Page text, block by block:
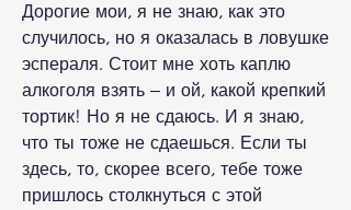
Дорогие мои, я не знаю, как это
случилось, но я оказалась в ловушке
эспераля. Стоит мне хоть каплю
алкоголя взять – и ой, какой крепкий
тортик! Но я не сдаюсь. И я знаю,
что ты тоже не сдаешься. Если ты
здесь, то, скорее всего, тебе тоже
пришлось столкнуться с этой